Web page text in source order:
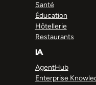
Santé
Éducation
Hôtellerie
Restaurants
IA
AgentHub
Enterprise